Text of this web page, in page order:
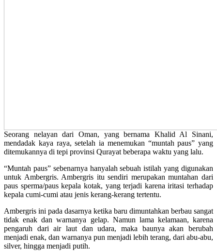
Seorang nelayan dari Oman, yang bernama Khalid Al Sinani,
mendadak kaya raya, setelah ia menemukan “muntah paus” yang
ditemukannya di tepi provinsi Qurayat beberapa waktu yang lalu.
“Muntah paus” sebenarnya hanyalah sebuah istilah yang digunakan
untuk Ambergris. Ambergris itu sendiri merupakan muntahan dari
paus sperma/paus kepala kotak, yang terjadi karena iritasi terhadap
kepala cumi-cumi atau jenis kerang-kerang tertentu.
Ambergris ini pada dasarnya ketika baru dimuntahkan berbau sangat
tidak enak dan warnanya gelap. Namun lama kelamaan, karena
pengaruh dari air laut dan udara, maka baunya akan berubah
menjadi enak, dan warnanya pun menjadi lebih terang, dari abu-abu,
silver, hingga menjadi putih.